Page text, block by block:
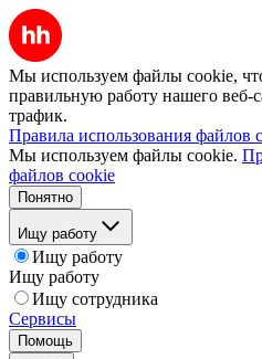
Мы используем файлы cookie,
правильную работу нашего веб-
трафик.
Правила использования файлов
Мы используем файлы cookie.
файлов cookie
Понятно
Ищу работу
Ищу работу
Ищу работу
Ищу сотрудника
Сервисы
Помощь